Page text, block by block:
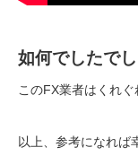
如何でしたで
このFX業者はくれぐ
以上、参考になれば